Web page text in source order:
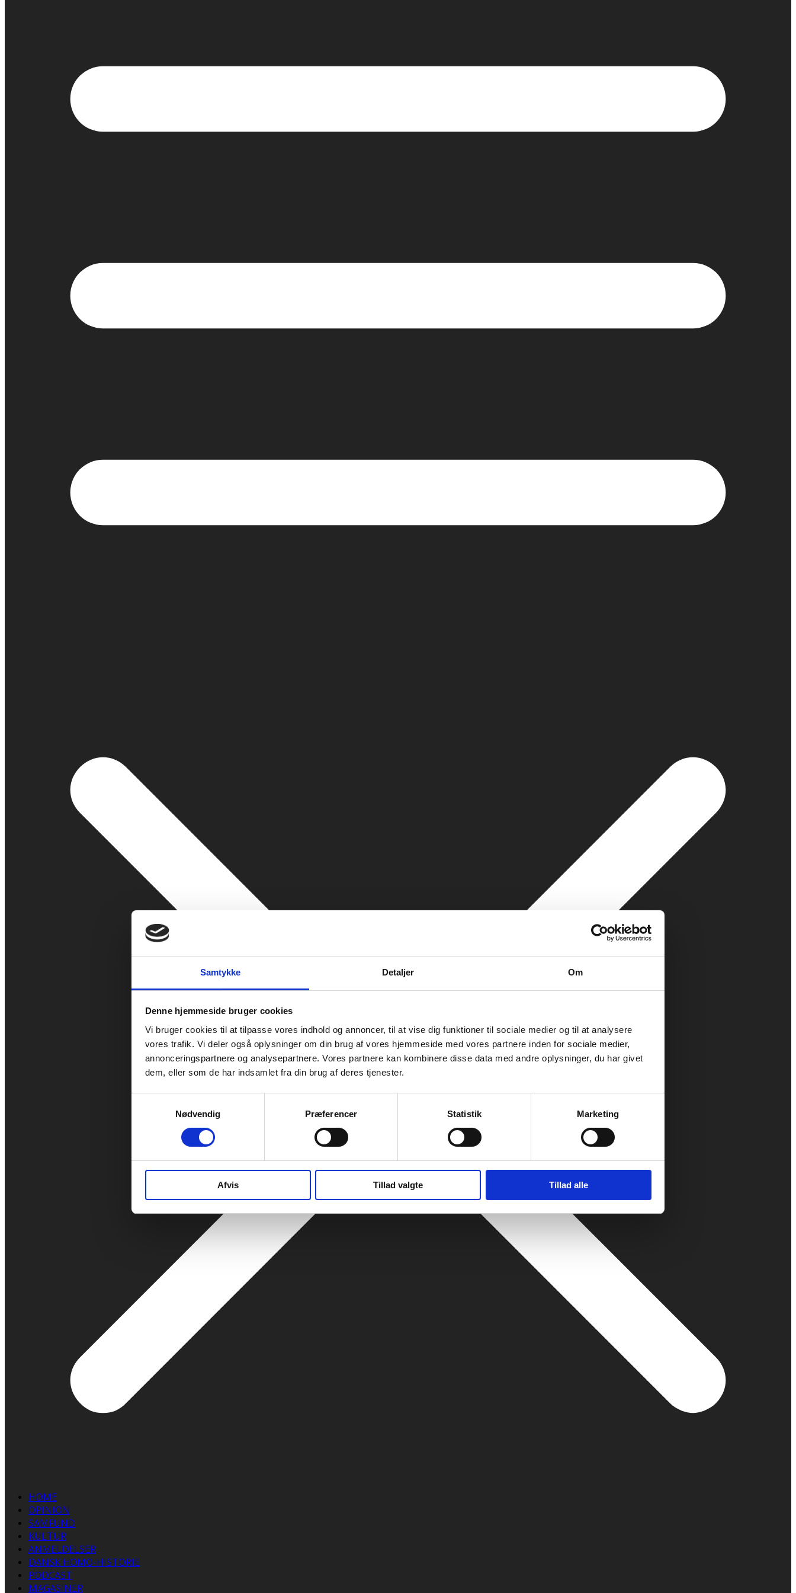
Samtykke Detaljer Om
Denne hjemmeside bruger cookies
Vi bruger cookies til at tilpasse vores indhold og annoncer, til at vise dig funktioner til sociale medier og til at analysere
vores trafik. Vi deler også oplysninger om din brug af vores hjemmeside med vores partnere inden for sociale medier,
annonceringspartnere og analysepartnere. Vores partnere kan kombinere disse data med andre oplysninger, du har givet
dem, eller som de har indsamlet fra din brug af deres tjenester.
Nødvendig
Præferencer Statistik Marketing
Afvis Tillad valgte Tillad alle
HOME
OPINION
SAMFUND
KULTUR
ANMELDELSER
DANSK HOMO-HISTORIE
PODCAST
MAGASINER